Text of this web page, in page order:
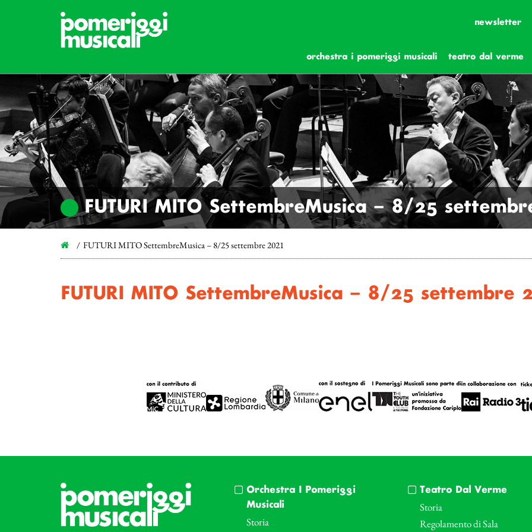
newsletter
orchestra i pomeriggi musicali teatro dal verme
FUTURI MITO SettembreMusica – 8/25
FUTURI MITO SettembreMusica – 8/25 settembre 2021
FUTURI MITO SettembreMusica – 8/25 settembre
Orchestra I Pomeriggi
Musicali
Storia
Teatro Dal Verme
Storia
Regolamento di Sala